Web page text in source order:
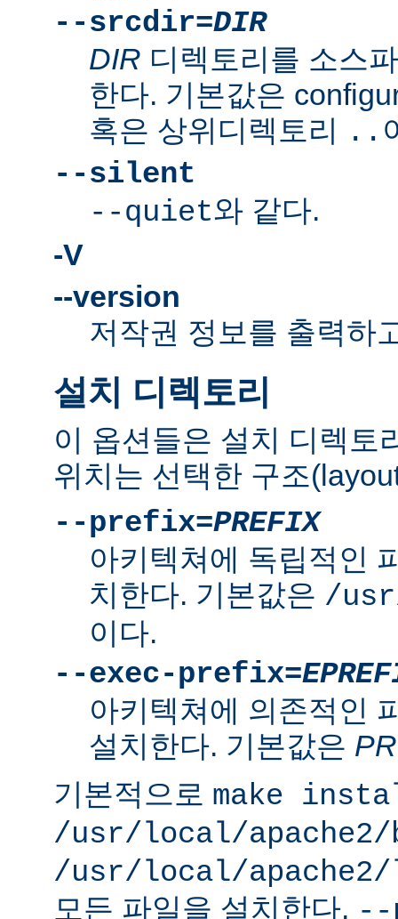
--srcdir=DIR
DIR 디렉토리를 소스
한다. 기본값은
혹은 상위디렉토리 ..
--silent
--quiet와 같다.
-V
--version
저작권 정보를 출력하
설치 디렉토리
이 옵션들은 설치 디렉토
위치는 선택한 구조
--prefix=PREFIX
아키텍쳐에 독립적인
치한다. 기본값은 /
이다.
--exec-prefix=
아키텍쳐에 의존적인
설치한다. 기본값은
기본적으로 make
/usr/local/
/usr/local/
모든 파일을 설치한다. --